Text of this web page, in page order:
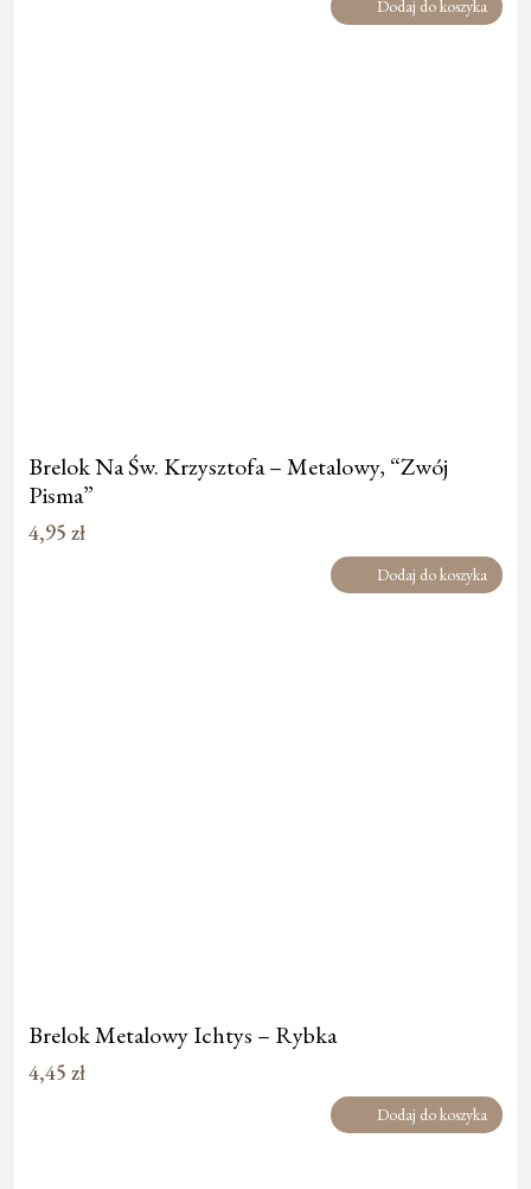
Dodaj do koszyka
Brelok Na Św. Krzysztofa – Metalowy, “Zwój
Pisma”
4,95 zł
Dodaj do koszyka
Brelok Metalowy Ichtys – Rybka
4,45 zł
Dodaj do koszyka